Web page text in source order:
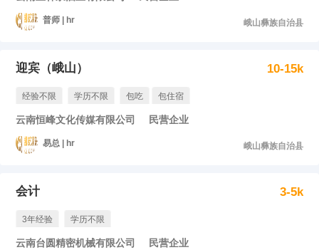
普师 | hr 峨山彝族自治县
迎宾（峨山） 10-15k
经验不限 学历不限 包吃 包住宿
云南恒峰文化传媒有限公司 民营企业
易总 | hr 峨山彝族自治县
会计 3-5k
3年经验 学历不限
云南台圆精密机械有限公司 民营企业